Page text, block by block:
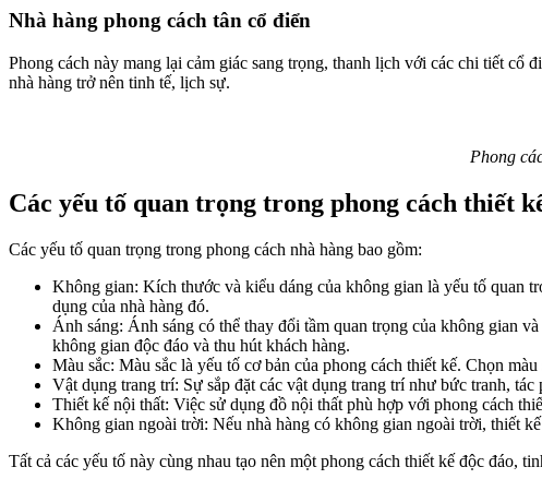
Nhà hàng phong cách tân cổ điển
Phong cách này mang lại cảm giác sang trọng, thanh lịch với các chi tiết
nhà hàng trở nên tinh tế, lịch sự.
Phong
Các yếu tố quan trọng trong phong cách thiết
Các yếu tố quan trọng trong phong cách nhà hàng bao gồm:
Không gian: Kích thước và kiểu dáng của không gian là yếu tố quan
dụng của nhà hàng đó.
Ánh sáng: Ánh sáng có thể thay đổi tầm quan trọng của không gian
không gian độc đáo và thu hút khách hàng.
Màu sắc: Màu sắc là yếu tố cơ bản của phong cách thiết kế. Chọn
Vật dụng trang trí: Sự sắp đặt các vật dụng trang trí như bức tranh,
Thiết kế nội thất: Việc sử dụng đồ nội thất phù hợp với phong cách
Không gian ngoài trời: Nếu nhà hàng có không gian ngoài trời, thiết
Tất cả các yếu tố này cùng nhau tạo nên một phong cách thiết kế độc đáo,